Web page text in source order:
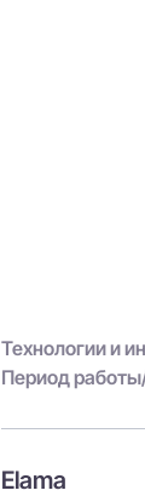
Технологии и
Период
Elama